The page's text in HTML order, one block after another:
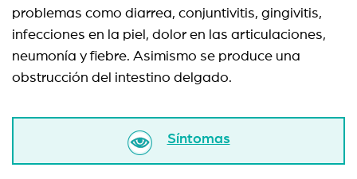
problemas como diarrea, conjuntivitis, gingivitis,
infecciones en la piel, dolor en las articulaciones,
neumonía y fiebre. Asimismo se produce una
obstrucción del intestino delgado.
Síntomas